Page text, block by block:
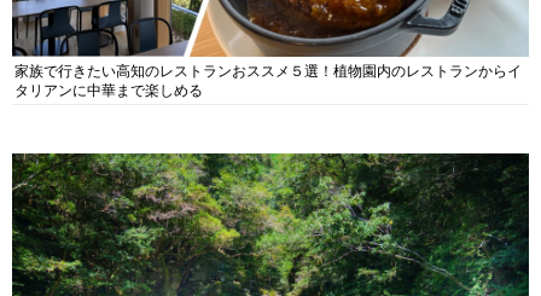
家族で行きたい高知のレストランおススメ５選！植物園内のレストランからイ
タリアンに中華まで楽しめる